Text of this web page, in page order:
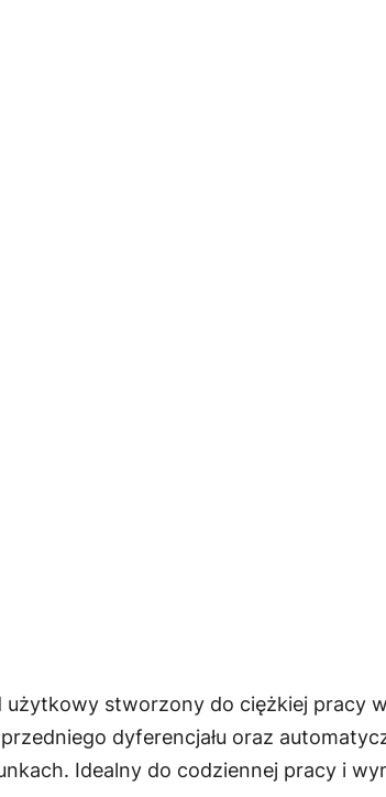
stworzony do ciężkiej pracy
dyferencjału oraz
Idealny do codziennej pracy i